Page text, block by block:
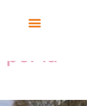
UD
por la